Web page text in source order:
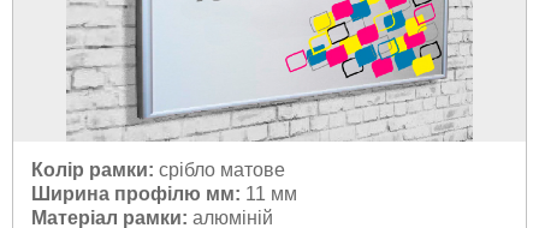
Колір рамки: срібло матове
Ширина профілю мм: 11 мм
Матеріал рамки: алюміній